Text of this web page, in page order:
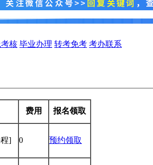
核 毕业办理 转考免考 考办联系
费用 报名领取
] 0 预约领取